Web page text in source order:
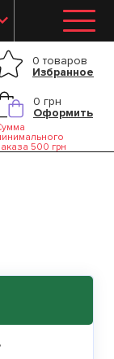
0 товаров
Избранное
0 грн
Оформить
500 грн